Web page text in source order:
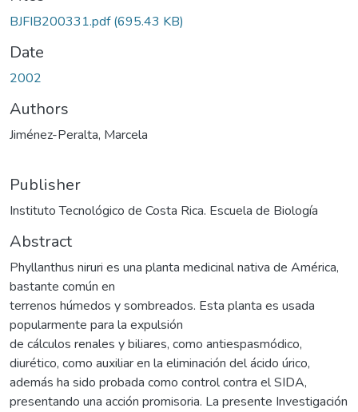
BJFIB200331.pdf(695.43 KB)
Date
2002
Authors
Jiménez-Peralta, Marcela
Publisher
Instituto Tecnológico de Costa Rica. Escuela de Biología
Abstract
Phyllanthus niruri es una planta medicinal nativa de América,
bastante común en
terrenos húmedos y sombreados. Esta planta es usada
popularmente para la expulsión
de cálculos renales y biliares, como antiespasmódico,
diurético, como auxiliar en la eliminación del ácido úrico,
además ha sido probada como control contra el SIDA,
presentando una acción promisoria. La presente Investigación